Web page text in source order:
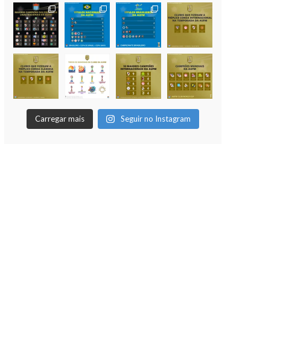
contou com apoio da Elétrica Dedê, Uba
Inox e Virou Moda, e[...]
Mundial de Clubes AUFM 2025
9 dezembro 2025
Foi realizada na noite desta segunda, 8
de dezembro, o encerramento da
temporada temática (dadinho/vidrilhas)
da AUFM, com a realização da 12ª edição
Carregar mais Seguir no Instagram